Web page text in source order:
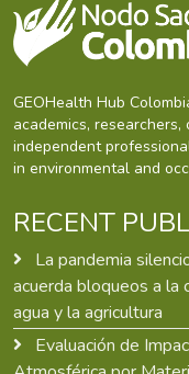
GEOHealth Hub
academics,
independent
in environmental and
RECENT
La pandemia
acuerda bloqueos a la
agua y la agricultura
Evaluación de